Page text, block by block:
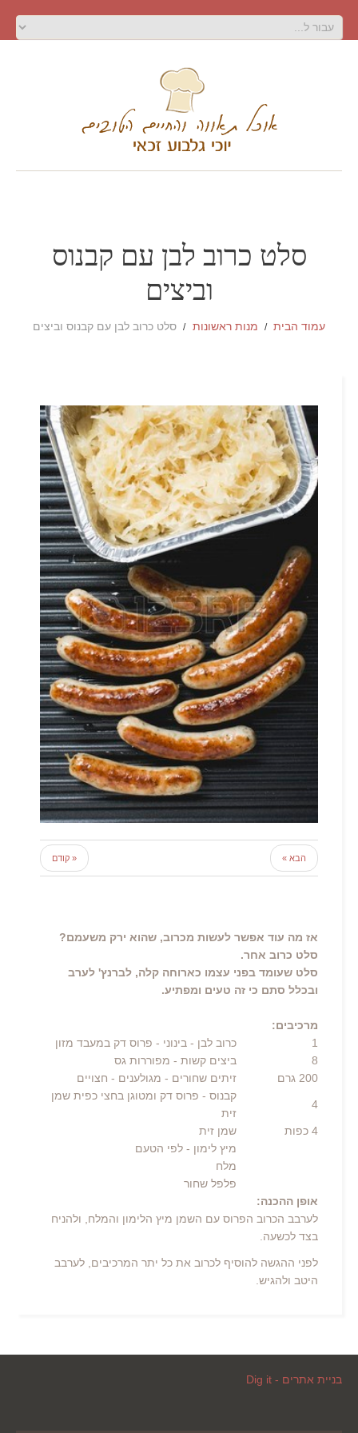
סלט כרוב לבן עם קבנוס
וביצים
עמוד הבית מנות ראשונות סלט כרוב לבן עם קבנוס וביצים
« קודם הבא »
אז מה עוד אפשר לעשות מכרוב, שהוא ירק משעמם?
סלט כרוב אחר.
סלט שעומד בפני עצמו כארוחה קלה, לברנץ' לערב
ובכלל סתם כי זה טעים ומפתיע.
מרכיבים:
1
כרוב לבן - בינוני - פרוס דק במעבד מזון
8
ביצים קשות - מפוררות גס
200 גרם זיתים שחורים - מגולענים - חצויים
4
קבנוס - פרוס דק ומטוגן בחצי כפית שמן
זית
4 כפות
שמן זית
מיץ לימון - לפי הטעם
מלח
פלפל שחור
אופן ההכנה:
לערבב הכרוב הפרוס עם השמן מיץ הלימון והמלח, ולהניח
בצד לכשעה.
לפני ההגשה להוסיף לכרוב את כל יתר המרכיבים, לערבב
היטב ולהגיש.
בניית אתרים - Dig it